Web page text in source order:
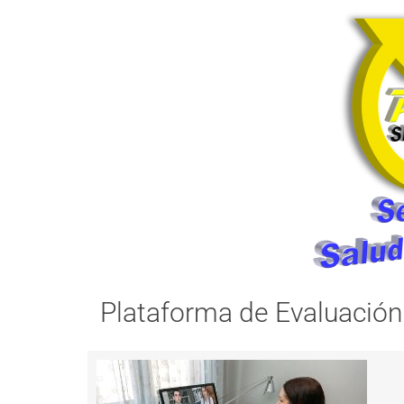
Plataforma de